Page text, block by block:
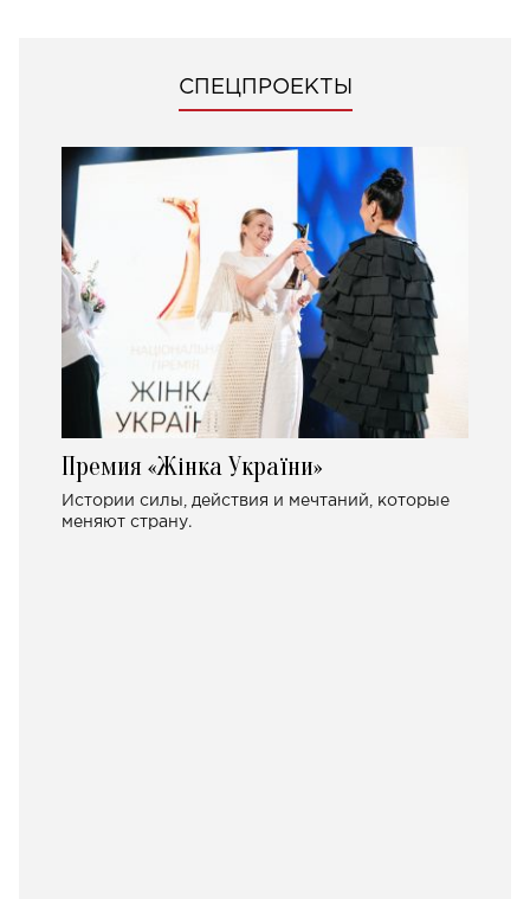
СПЕЦПРОЕКТЫ
Премия «Жінка України»
Истории силы, действия и мечтаний, которые
меняют страну.